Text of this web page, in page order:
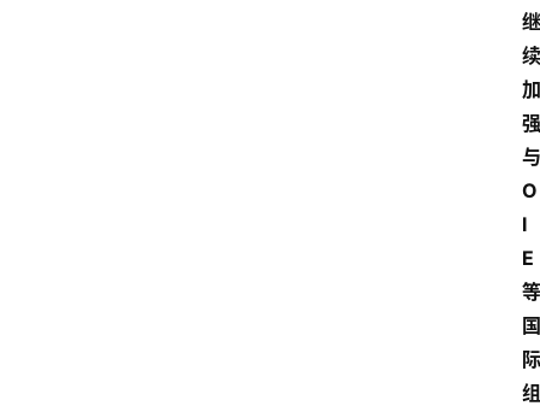
继
续
加
强
与
O
I
E
等
国
际
组